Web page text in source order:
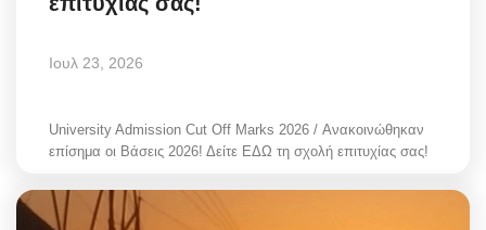
Ιουλ 23, 2026
University Admission Cut Off Marks 2026 / Ανακοινώθηκαν
επίσημα οι Βάσεις 2026! Δείτε ΕΔΩ τη σχολή επιτυχίας σας!